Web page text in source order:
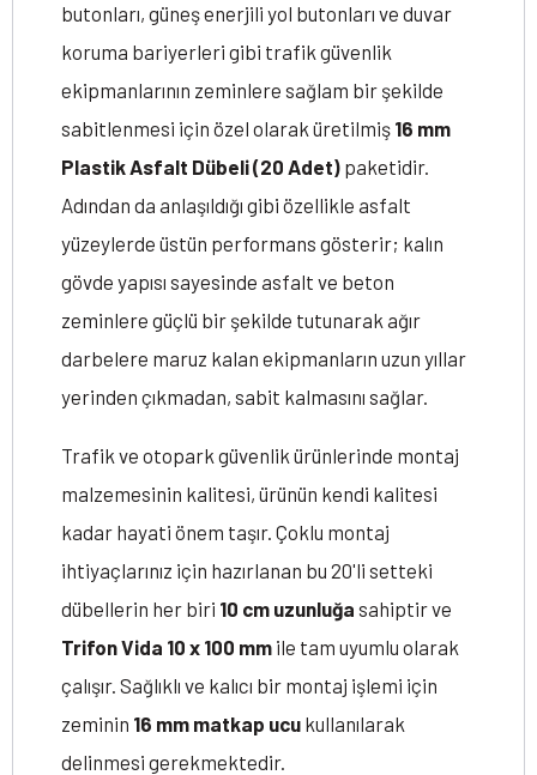
butonları, güneş enerjili yol butonları ve duvar
koruma bariyerleri gibi trafik güvenlik
ekipmanlarının zeminlere sağlam bir şekilde
sabitlenmesi için özel olarak üretilmiş 16 mm
Plastik Asfalt Dübeli (20 Adet) paketidir.
Adından da anlaşıldığı gibi özellikle asfalt
yüzeylerde üstün performans gösterir; kalın
gövde yapısı sayesinde asfalt ve beton
zeminlere güçlü bir şekilde tutunarak ağır
darbelere maruz kalan ekipmanların uzun yıllar
yerinden çıkmadan, sabit kalmasını sağlar.
Trafik ve otopark güvenlik ürünlerinde montaj
malzemesinin kalitesi, ürünün kendi kalitesi
kadar hayati önem taşır. Çoklu montaj
ihtiyaçlarınız için hazırlanan bu 20'li setteki
dübellerin her biri 10 cm uzunluğa sahiptir ve
Trifon Vida 10 x 100 mm ile tam uyumlu olarak
çalışır. Sağlıklı ve kalıcı bir montaj işlemi için
zeminin 16 mm matkap ucu kullanılarak
delinmesi gerekmektedir.